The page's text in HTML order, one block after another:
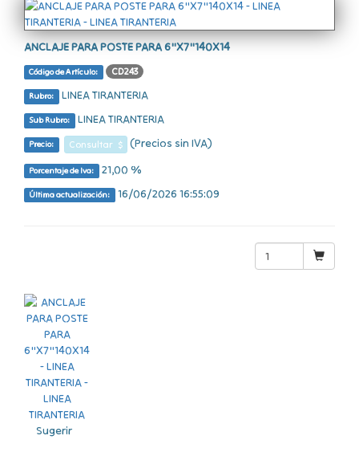
ANCLAJE PARA POSTE PARA 6"X7"140X14
Código de Artículo: CD243
Rubro: LINEA TIRANTERIA
Sub Rubro: LINEA TIRANTERIA
Precio: Consultar $ (Precios sin IVA)
Porcentaje de Iva: 21,00 %
Última actualización: 16/06/2026 16:55:09
Sugerir